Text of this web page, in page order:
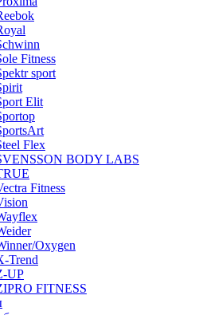
Fitness
sport
Elit
Flex
BODY LABS
Fitness
Oxygen
Trend
UP
FITNESS